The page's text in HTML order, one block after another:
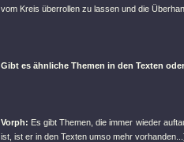
vom Kreis überrollen zu lassen und die
Gibt es ähnliche Themen in den Texten
Vorph: Es gibt Themen, die immer wieder
ist, ist er in den Texten umso mehr